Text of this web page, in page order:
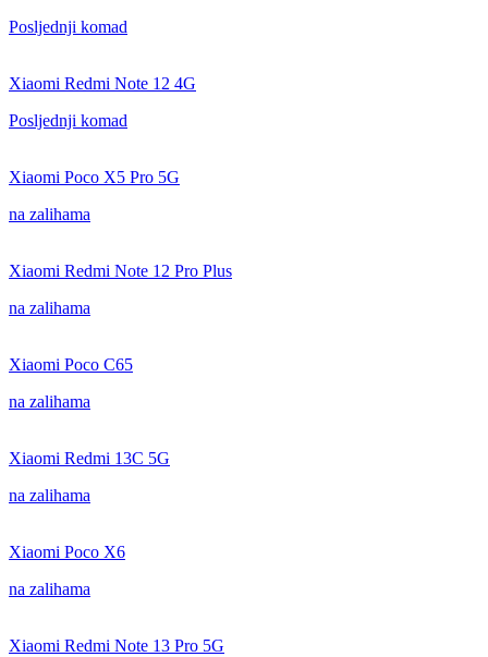
Posljednji komad
Xiaomi Redmi Note 12 4G
Posljednji komad
Xiaomi Poco X5 Pro 5G
na zalihama
Xiaomi Redmi Note 12 Pro Plus
na zalihama
Xiaomi Poco C65
na zalihama
Xiaomi Redmi 13C 5G
na zalihama
Xiaomi Poco X6
na zalihama
Xiaomi Redmi Note 13 Pro 5G